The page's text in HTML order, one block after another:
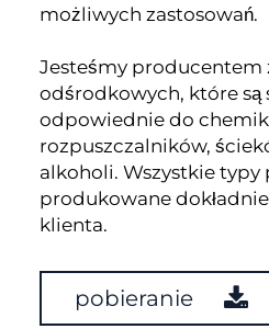
możliwych zastosowań.
Jesteśmy
odśrodkowych, które są
odpowiednie do
rozpuszczalników,
alkoholi. Wszystkie typy
produkowane
klienta.
pobieranie